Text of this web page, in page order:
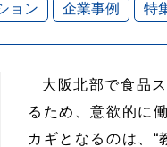
ョン 企業事例 特
大阪北部で食品
るため、意欲的に
カギとなるのは、“